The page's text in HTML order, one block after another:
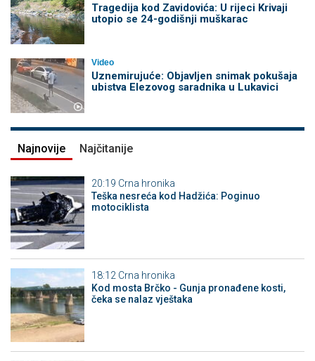
Tragedija kod Zavidovića: U rijeci Krivaji
utopio se 24-godišnji muškarac
Video
Uznemirujuće: Objavljen snimak pokušaja
ubistva Elezovog saradnika u Lukavici
Najnovije Najčitanije
20:19 Crna hronika
Teška nesreća kod Hadžića: Poginuo
motociklista
18:12 Crna hronika
Kod mosta Brčko - Gunja pronađene kosti,
čeka se nalaz vještaka